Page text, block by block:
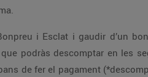
i Esclat i gaudir d’un
podràs descomptar en les
de fer el pagament